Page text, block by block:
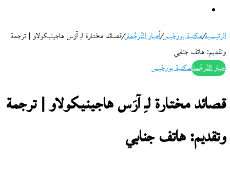
الرئيسية/مكتبة بورخيس/أحبار التُرجُمان/قصائد مختارة لـِ آرَس هاجينيكولاو | ترجمة
وتقديم: هاتف جنابي
أحبار التُرجُمانمكتبة بورخيس
قصائد مختارة لـِ آرَس هاجينيكولاو | ترجمة
وتقديم: هاتف جنابي